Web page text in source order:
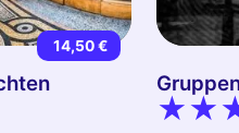
14,50 €